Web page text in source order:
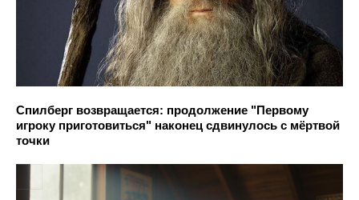
Спилберг возвращается: продолжение "Первому
игроку приготовиться" наконец сдвинулось с мёртвой
точки